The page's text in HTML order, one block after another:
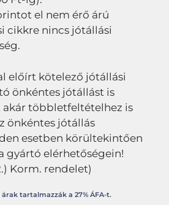
el nem érő árú
cikkre nincs jótállási
előírt kötelező jótállási
önkéntes jótállást is
akár többletfeltételhez is
önkéntes jótállás
esetben körültekintően
gyártó elérhetőségein!
Korm. rendelet)
tartalmazzák a 27% ÁFA-t.